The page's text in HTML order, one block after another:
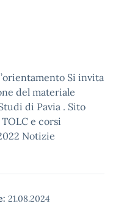
Si invita
del materiale
di Pavia . Sito
e corsi
Notizie
21.08.2024